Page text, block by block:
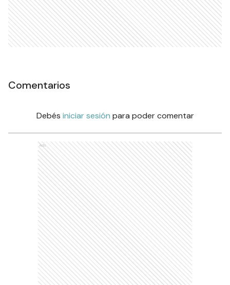
Comentarios
Debés iniciar sesión para poder comentar
Ads